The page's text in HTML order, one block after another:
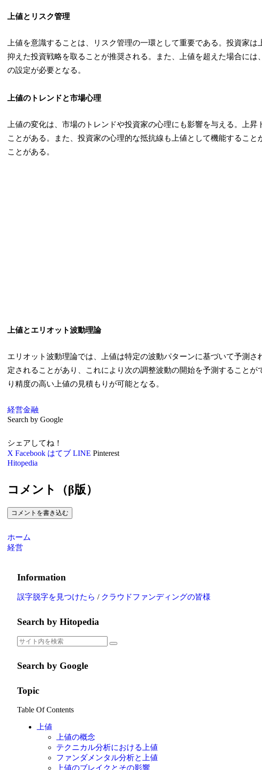
上値とリスク管理
上値を意識することは、リスク管理の一環として重要である。投資家
抑えた投資戦略を取ることが推奨される。また、上値を超えた場合に
の設定が必要となる。
上値のトレンドと市場心理
上値の変化は、市場のトレンドや投資家の心理にも影響を与える。上
ことがある。また、投資家の心理的な抵抗線も上値として機能するこ
ことがある。
上値とエリオット波動理論
エリオット波動理論では、上値は特定の波動パターンに基づいて予測
定されることがあり、これにより次の調整波動の開始を予測すること
り精度の高い上値の見積もりが可能となる。
経営金融
Search by Google
シェアしてね！
X Facebook はてブ LINE Pinterest
Hitopedia
コメント（β版）
コメントを書き込む
ホーム
経営
Information
誤字脱字を見つけたら / クラウドファンディングの皆様
Search by Hitopedia
Search by Google
Topic
Table Of Contents
上値
上値の概念
テクニカル分析における上値
ファンダメンタル分析と上値
上値のブレイクとその影響